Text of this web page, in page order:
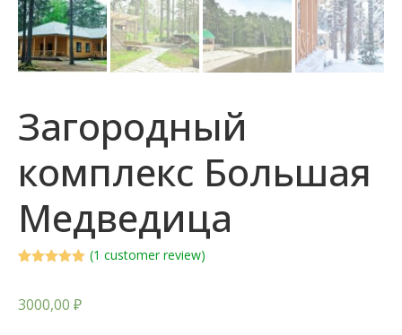
Загородный
комплекс Большая
Медведица
based on
customer
(1 customer review)
3000,00 ₽